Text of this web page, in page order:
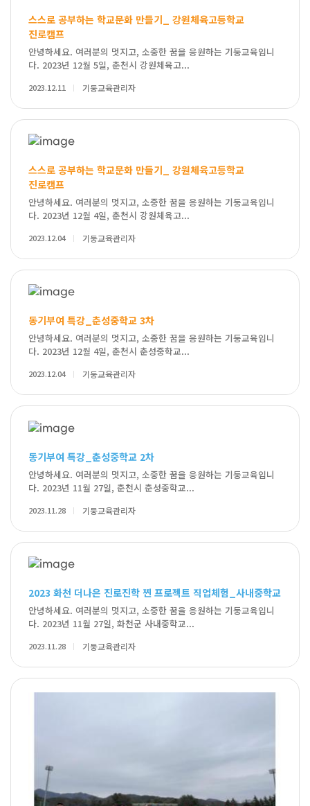
스스로 공부하는 학교문화 만들기_ 강원체육고등학교
진로캠프
안녕하세요. 여러분의 멋지고, 소중한 꿈을 응원하는 기둥교육입니
다. 2023년 12월 5일, 춘천시 강원체육고...
2023.12.11 기둥교육관리자
스스로 공부하는 학교문화 만들기_ 강원체육고등학교
진로캠프
안녕하세요. 여러분의 멋지고, 소중한 꿈을 응원하는 기둥교육입니
다. 2023년 12월 4일, 춘천시 강원체육고...
2023.12.04 기둥교육관리자
동기부여 특강_춘성중학교 3차
안녕하세요. 여러분의 멋지고, 소중한 꿈을 응원하는 기둥교육입니
다. 2023년 12월 4일, 춘천시 춘성중학교...
2023.12.04 기둥교육관리자
동기부여 특강_춘성중학교 2차
안녕하세요. 여러분의 멋지고, 소중한 꿈을 응원하는 기둥교육입니
다. 2023년 11월 27일, 춘천시 춘성중학교...
2023.11.28 기둥교육관리자
2023 화천 더나은 진로진학 찐 프로젝트 직업체험_사내중학교
안녕하세요. 여러분의 멋지고, 소중한 꿈을 응원하는 기둥교육입니
다. 2023년 11월 27일, 화천군 사내중학교...
2023.11.28 기둥교육관리자